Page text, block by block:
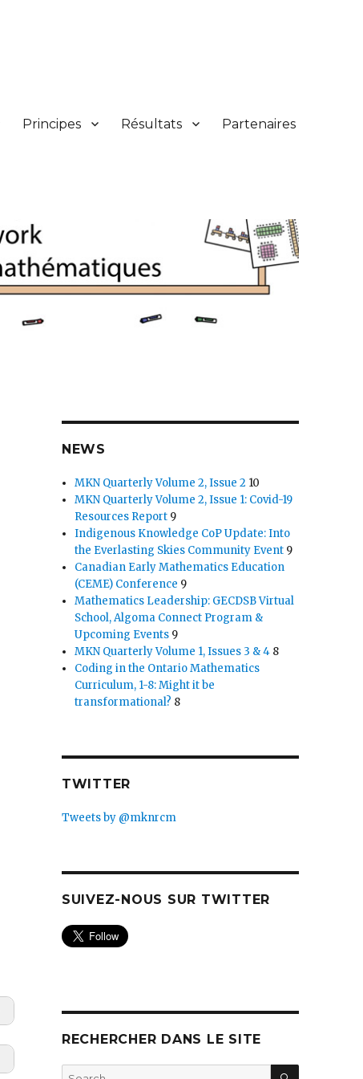
Principes Résultats Partenaires
NEWS
MKN Quarterly Volume 2, Issue 2 10
MKN Quarterly Volume 2, Issue 1: Covid-19
Resources Report 9
Indigenous Knowledge CoP Update: Into
the Everlasting Skies Community Event 9
Canadian Early Mathematics Education
(CEME) Conference 9
Mathematics Leadership: GECDSB Virtual
School, Algoma Connect Program &
Upcoming Events 9
MKN Quarterly Volume 1, Issues 3 & 4 8
Coding in the Ontario Mathematics
Curriculum, 1-8: Might it be
transformational? 8
TWITTER
Tweets by @mknrcm
SUIVEZ-NOUS SUR TWITTER
RECHERCHER DANS LE SITE
Search
SEARCH